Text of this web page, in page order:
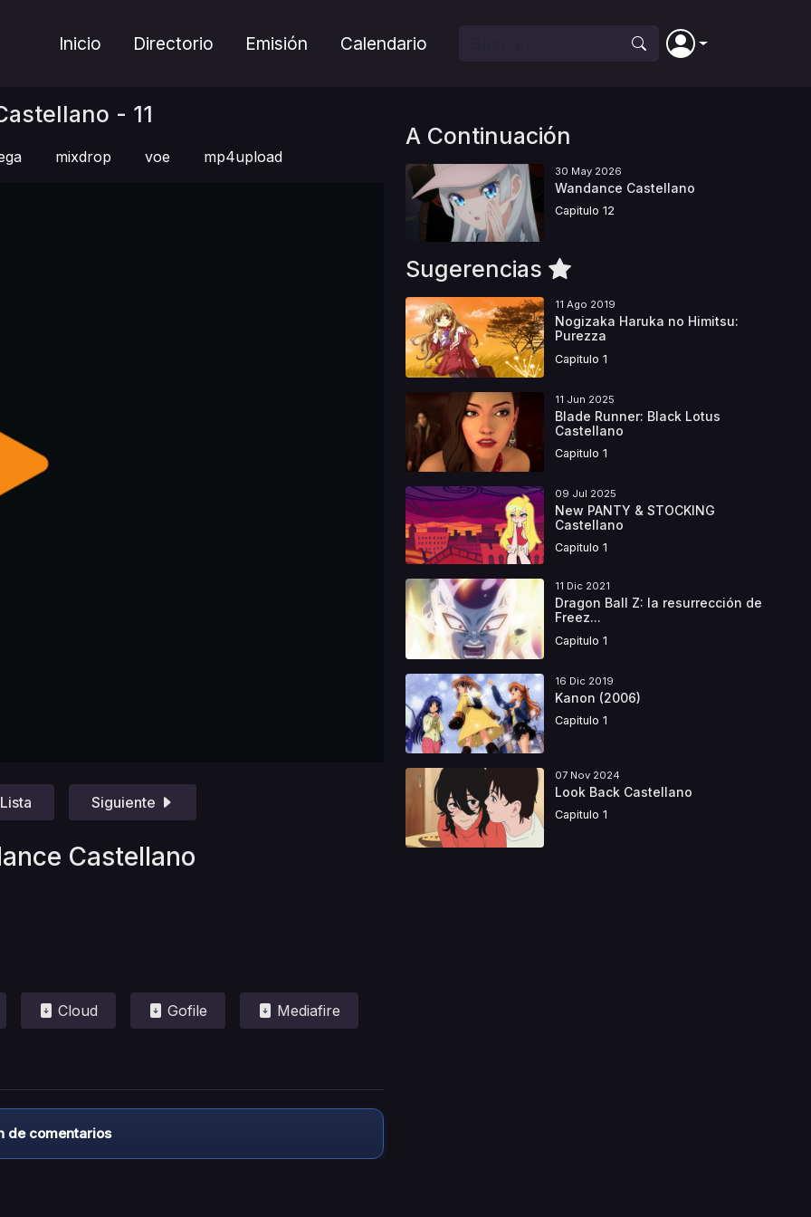
Inicio Directorio Emisión Calendario
- 11
mixdrop voe mp4upload
Lista Siguiente
Castellano
Cloud Gofile Mediafire
de comentarios
A Continuación
30 May 2026
Wandance Castellano
Capitulo 12
Sugerencias
11 Ago 2019
Nogizaka Haruka no Himitsu:
Purezza
Capitulo 1
11 Jun 2025
Blade Runner: Black Lotus
Castellano
Capitulo 1
09 Jul 2025
New PANTY & STOCKING
Castellano
Capitulo 1
11 Dic 2021
Dragon Ball Z: la resurrección de
Freez...
Capitulo 1
16 Dic 2019
Kanon (2006)
Capitulo 1
07 Nov 2024
Look Back Castellano
Capitulo 1